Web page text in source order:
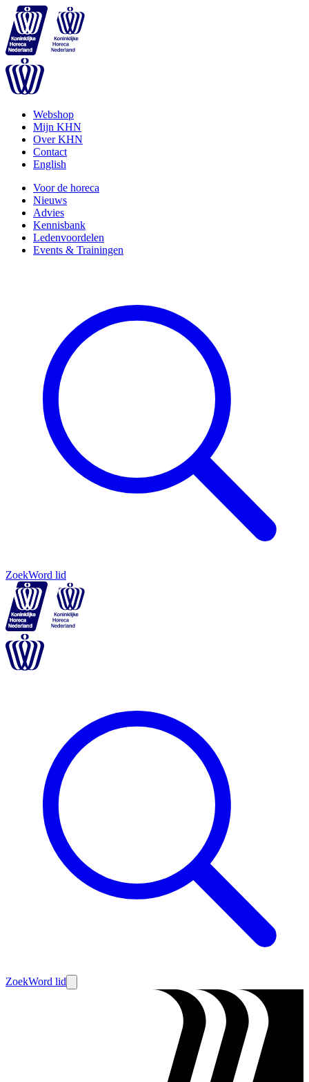
Webshop
Mijn KHN
Over KHN
Contact
English
Voor de horeca
Nieuws
Advies
Kennisbank
Ledenvoordelen
Events & Trainingen
ZoekWord lid
ZoekWord lid